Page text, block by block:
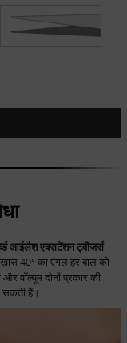
आईलैश एक्सटेंशन ट्वीज़र्स
40° का एंगल हर बाल को
वॉल्यूम दोनों प्रकार की
हैं।